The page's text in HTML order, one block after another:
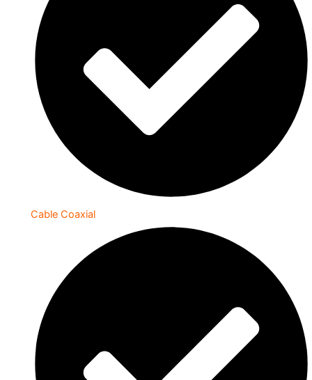
Cable Coaxial